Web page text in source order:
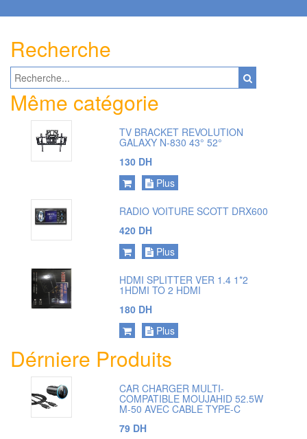
Recherche
Même catégorie
TV BRACKET REVOLUTION
GALAXY N-830 43° 52°
130 DH
Plus
RADIO VOITURE SCOTT DRX600
420 DH
Plus
HDMI SPLITTER VER 1.4 1*2
1HDMI TO 2 HDMI
180 DH
Plus
Dérniere Produits
CAR CHARGER MULTI-
COMPATIBLE MOUJAHID 52.5W
M-50 AVEC CABLE TYPE-C
79 DH